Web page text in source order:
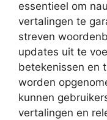
essentieel om
vertalingen te
streven
updates uit te
betekenissen en
worden
kunnen
vertalingen en